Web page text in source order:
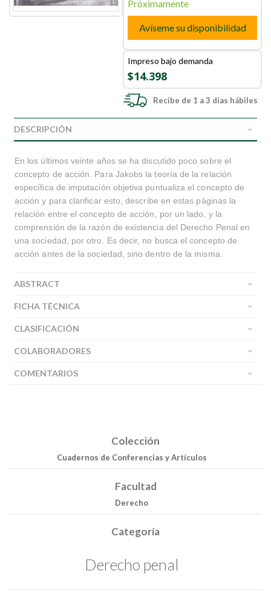
Próximamente
Avíseme su disponibilidad
Impreso bajo demanda
$14.398
Recibe de 1 a 3 días hábiles
DESCRIPCIÓN
En los últimos veinte años se ha discutido poco sobre el
concepto de acción. Para Jakobs la teoría de la relación
específica de imputación objetiva puntualiza el concepto de
acción y para clarificar esto, describe en estas páginas la
relación entre el concepto de acción, por un lado, y la
comprensión de la razón de existencia del Derecho Penal en
una sociedad, por otro. Es decir, no busca el concepto de
acción antes de la sociedad, sino dentro de la misma.
ABSTRACT
FICHA TÉCNICA
CLASIFICACIÓN
COLABORADORES
COMENTARIOS
Colección
Cuadernos de Conferencias y Artículos
Facultad
Derecho
Categoría
Derecho penal